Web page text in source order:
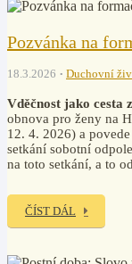
Pozvánka na
18.3.2026 Duchovní
Vděčnost jako cesta
obnova pro ženy na
12. 4. 2026) a
setkání sobotní
na toto setkání, a to
ČÍST DÁL